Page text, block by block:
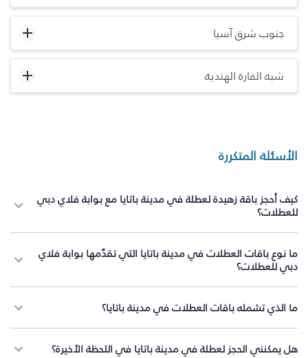
جنوب شرق آسيا
شبه القارة الهندية
الأسئلة المتكررة
كيف أحجز باقة زهيدة لعطلة في مدينة باتايا مع بوابة فلاي دبي
للعطلات؟
ما نوع باقات العطلات في مدينة باتايا التي تقدّمها بوابة فلاي
دبي للعطلات؟
ما الذي تشمله باقات العطلات في مدينة باتايا؟
هل يمكنني الحجز لعطلة في مدينة باتايا في اللحظة الأخيرة؟